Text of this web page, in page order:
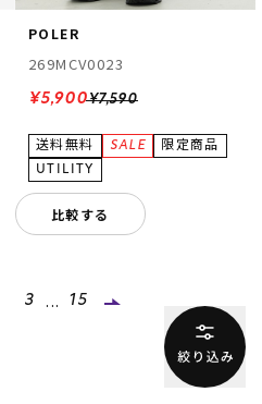
POLER
269MCV0023
¥7,590
¥5,900
比較する
3 ... 15